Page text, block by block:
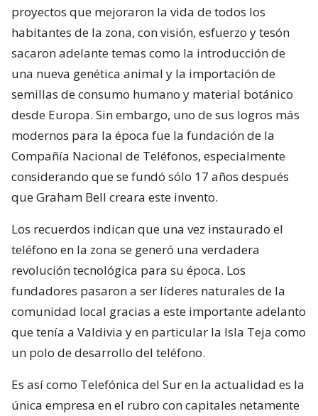
proyectos que mejoraron la vida de todos los
habitantes de la zona, con visión, esfuerzo y tesón
sacaron adelante temas como la introducción de
una nueva genética animal y la importación de
semillas de consumo humano y material botánico
desde Europa. Sin embargo, uno de sus logros más
modernos para la época fue la fundación de la
Compañía Nacional de Teléfonos, especialmente
considerando que se fundó sólo 17 años después
que Graham Bell creara este invento.
Los recuerdos indican que una vez instaurado el
teléfono en la zona se generó una verdadera
revolución tecnológica para su época. Los
fundadores pasaron a ser líderes naturales de la
comunidad local gracias a este importante adelanto
que tenía a Valdivia y en particular la Isla Teja como
un polo de desarrollo del teléfono.
Es así como Telefónica del Sur en la actualidad es la
única empresa en el rubro con capitales netamente